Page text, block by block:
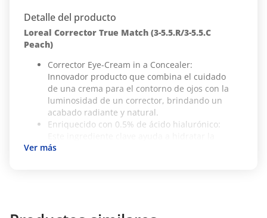
Detalle del producto
Loreal Corrector True Match (3-5.5.R/3-5.5.C
Peach)
Corrector Eye-Cream in a Concealer:
Innovador producto que combina el cuidado
de una crema para el contorno de ojos con la
luminosidad de un corrector, brindando un
acabado radiante y natural.
Enriquecido con 0.5% de ácido hialurónico:
piel, mejorando su textura y luminosidad,